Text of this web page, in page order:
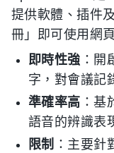
提供軟體、插件
冊」即可使用網
即時性強 ：開
字，對會議記
準確率高 ：基
語音的辨識表
限制 ：主要針